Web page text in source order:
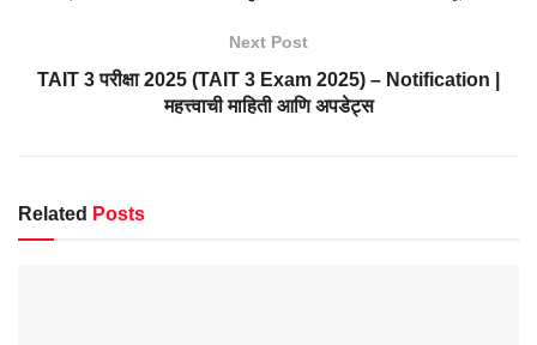
Next Post
TAIT 3 परीक्षा 2025 (TAIT 3 Exam 2025) – Notification |
महत्त्वाची माहिती आणि अपडेट्स
Related Posts